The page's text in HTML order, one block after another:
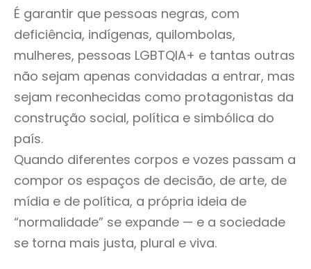
É garantir que pessoas negras, com
deficiência, indígenas, quilombolas,
mulheres, pessoas LGBTQIA+ e tantas outras
não sejam apenas convidadas a entrar, mas
sejam reconhecidas como protagonistas da
construção social, política e simbólica do
país.
Quando diferentes corpos e vozes passam a
compor os espaços de decisão, de arte, de
mídia e de política, a própria ideia de
“normalidade” se expande — e a sociedade
se torna mais justa, plural e viva.